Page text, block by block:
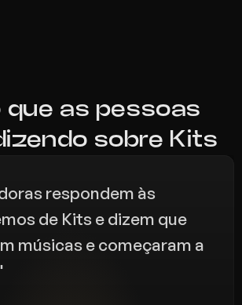
que as pessoas
sobre Kits
respondem às
de Kits e dizem que
músicas e começaram a